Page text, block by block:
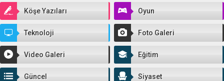
tarihinde...
Köşe Yazıları Oyun
Teknoloji Foto Galeri
Video Galeri Eğitim
Güncel Siyaset